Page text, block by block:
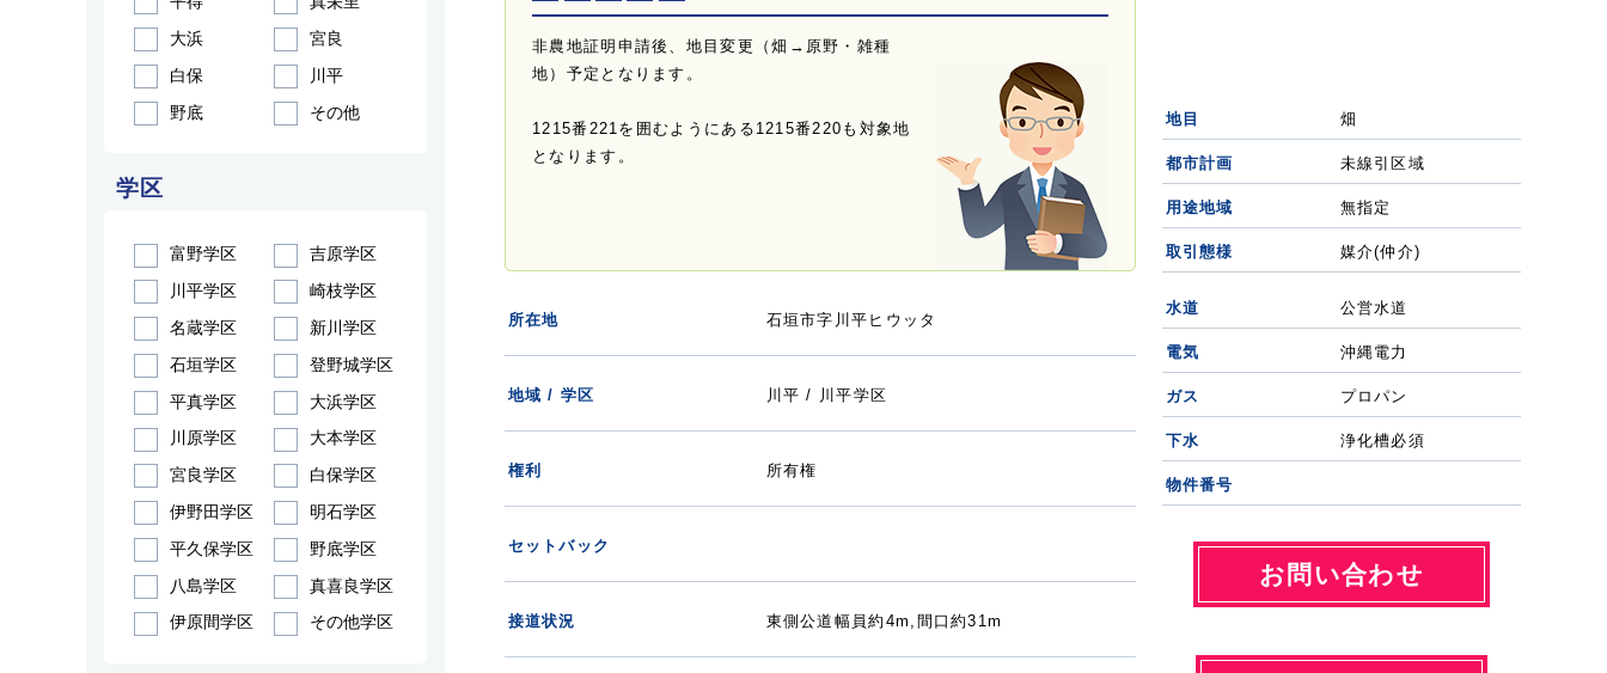
非農地証明申請後、地目変更（畑→原野・雑種
地）予定となります。
1215番221を囲むようにある1215番220も対象地
となります。
所在地 石垣市字川平ヒウッタ
地域 / 学区 川平 / 川平学区
権利 所有権
セットバック
接道状況 東側公道幅員約4m,間口約31m
地目 畑
都市計画 未線引区域
用途地域 無指定
取引態様 媒介(仲介)
水道 公営水道
電気 沖縄電力
ガス プロパン
下水 浄化槽必須
物件番号
お問い合わせ
大浜
宮良
白保
川平
野底
その他
学区
富野学区
吉原学区
川平学区
崎枝学区
名蔵学区
新川学区
石垣学区
登野城学区
平真学区
大浜学区
川原学区
大本学区
宮良学区
白保学区
伊野田学区
明石学区
平久保学区
野底学区
八島学区
真喜良学区
伊原間学区
その他学区